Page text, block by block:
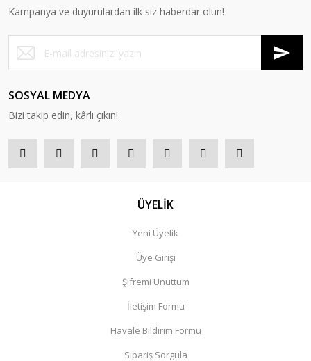
Kampanya ve duyurulardan ilk siz haberdar olun!
SOSYAL MEDYA
Bizi takip edin, kârlı çıkın!
ÜYELİK
Yeni Üyelik
Üye Girişi
Şifremi Unuttum
İletişim Formu
Havale Bildirim Formu
Sipariş Sorgula